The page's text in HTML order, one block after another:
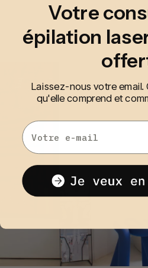
Votre
épilation
Laissez-nous votre email.
qu'elle comprend et
Email